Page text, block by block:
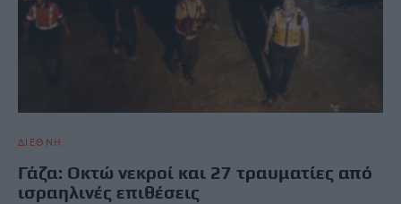
ΔΙΕΘΝΗ
Γάζα: Οκτώ νεκροί και 27 τραυματίες από
ισραηλινές επιθέσεις